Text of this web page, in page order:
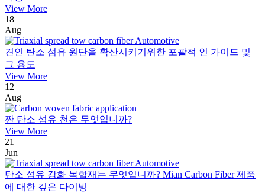
View More
18
Aug
견인 탄소 섬유 원단을 확산시키기위한 포괄적 인 가이드 및
그 용도
View More
12
Aug
짠 탄소 섬유 천은 무엇입니까?
View More
21
Jun
탄소 섬유 강화 복합재는 무엇입니까? Mian Carbon Fiber 제품
에 대한 깊은 다이빙